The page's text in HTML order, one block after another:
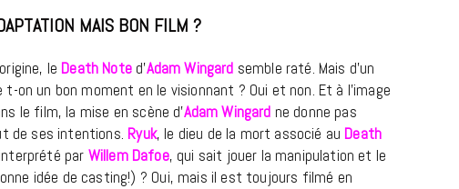
MAIS BON FILM ?
leDeath Note d’Adam Wingard semble raté. Mais d’un
on un bon moment en le visionnant ? Oui et non. Et à l’image
le film, la mise en scène d’Adam Wingard ne donne pas
de ses intentions.Ryuk, le dieu de la mort associé auDeath
par Willem Dafoe, qui sait jouer la manipulation et le
idée de casting!) ? Oui, mais il est toujours filmé en